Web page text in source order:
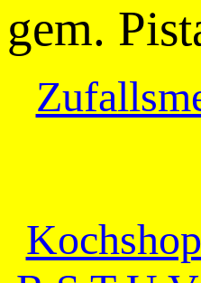
gem.
Kochshop